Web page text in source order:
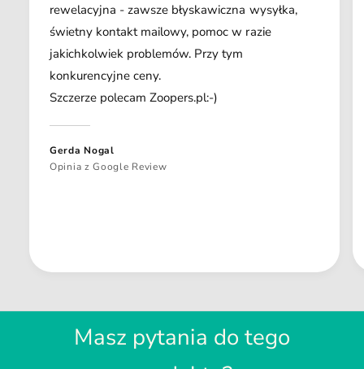
rewelacyjna - zawsze błyskawiczna wysyłka,
świetny kontakt mailowy, pomoc w razie
jakichkolwiek problemów. Przy tym
konkurencyjne ceny.
Szczerze polecam Zoopers.pl:-)
Gerda Nogal
Opinia z Google Review
Masz pytania do tego